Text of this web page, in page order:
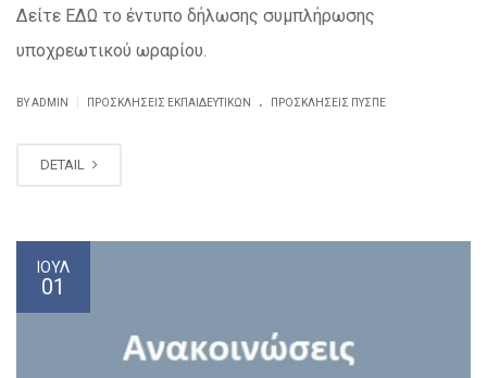
Δείτε ΕΔΩ το έντυπο δήλωσης συμπλήρωσης
υποχρεωτικού ωραρίου.
BY ADMIN ΠΡΟΣΚΛΗΣΕΙΣ ΕΚΠΑΙΔΕΥΤΙΚΏΝ . ΠΡΟΣΚΛΉΣΕΙΣ ΠΥΣΠΕ
DETAIL
ΙΟΎΛ
01